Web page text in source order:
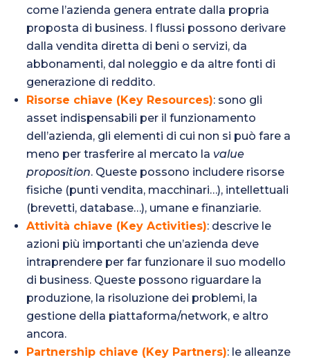
come l’azienda genera entrate dalla propria
proposta di business. I flussi possono derivare
dalla vendita diretta di beni o servizi, da
abbonamenti, dal noleggio e da altre fonti di
generazione di reddito.
Risorse chiave (Key Resources): sono gli
asset indispensabili per il funzionamento
dell’azienda, gli elementi di cui non si può fare a
meno per trasferire al mercato la value
proposition. Queste possono includere risorse
fisiche (punti vendita, macchinari…), intellettuali
(brevetti, database…), umane e finanziarie.
Attività chiave (Key Activities): descrive le
azioni più importanti che un’azienda deve
intraprendere per far funzionare il suo modello
di business. Queste possono riguardare la
produzione, la risoluzione dei problemi, la
gestione della piattaforma/network, e altro
ancora.
Partnership chiave (Key Partners): le alleanze